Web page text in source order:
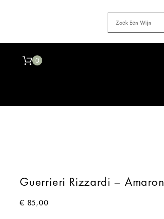
0
Guerrieri Rizzardi –
€ 85,00